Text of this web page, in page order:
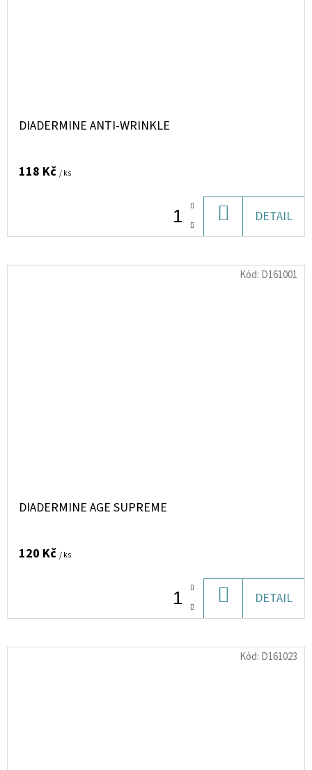
DIADERMINE ANTI-WRINKLE
118 Kč / ks
KOŠÍKU
DETAIL
DIADERMINE AGE SUPREME
120 Kč / ks
KOŠÍKU
DETAIL
Kód: D161001
Kód: D161023